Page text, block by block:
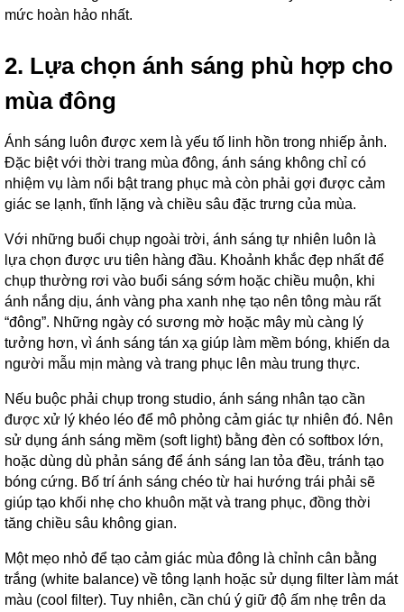
mức hoàn hảo nhất.
2. Lựa chọn ánh sáng phù hợp cho
mùa đông
Ánh sáng luôn được xem là yếu tố linh hồn trong nhiếp ảnh.
Đặc biệt với thời trang mùa đông, ánh sáng không chỉ có
nhiệm vụ làm nổi bật trang phục mà còn phải gợi được cảm
giác se lạnh, tĩnh lặng và chiều sâu đặc trưng của mùa.
Với những buổi chụp ngoài trời, ánh sáng tự nhiên luôn là
lựa chọn được ưu tiên hàng đầu. Khoảnh khắc đẹp nhất để
chụp thường rơi vào buổi sáng sớm hoặc chiều muộn, khi
ánh nắng dịu, ánh vàng pha xanh nhẹ tạo nên tông màu rất
“đông”. Những ngày có sương mờ hoặc mây mù càng lý
tưởng hơn, vì ánh sáng tán xạ giúp làm mềm bóng, khiến da
người mẫu mịn màng và trang phục lên màu trung thực.
Nếu buộc phải chụp trong studio, ánh sáng nhân tạo cần
được xử lý khéo léo để mô phỏng cảm giác tự nhiên đó. Nên
sử dụng ánh sáng mềm (soft light) bằng đèn có softbox lớn,
hoặc dùng dù phản sáng để ánh sáng lan tỏa đều, tránh tạo
bóng cứng. Bố trí ánh sáng chéo từ hai hướng trái phải sẽ
giúp tạo khối nhẹ cho khuôn mặt và trang phục, đồng thời
tăng chiều sâu không gian.
Một mẹo nhỏ để tạo cảm giác mùa đông là chỉnh cân bằng
trắng (white balance) về tông lạnh hoặc sử dụng filter làm mát
màu (cool filter). Tuy nhiên, cần chú ý giữ độ ấm nhẹ trên da